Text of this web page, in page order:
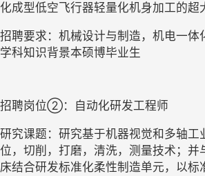
化成型低空飞行器轻量化机身加工的超
招聘要求：机械设计与制造，机电一体
学科知识背景本硕博毕业生
招聘岗位②：自动化研发工程师
研究课题：研究基于机器视觉和多轴工
位，切削，打磨，清洗，测量技术；并
床结合研发标准化柔性制造单元，以标